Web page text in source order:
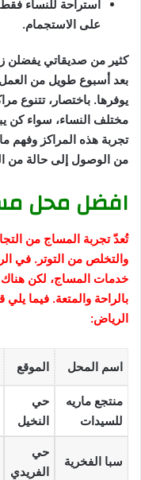
استراحة للنساء
على الاستجمام.
كثير من صديقاتي يفضلن
بعد أسبوع طويل من
يوفرها. باختصار، تتنوع
مختلف النساء، سواء كن
تجربة هذه المراكز وفهم
من الوصول إلى حالة من
افضل محل
تُعدّ تجربة المساج من
والتخلص من التوتر. في
خدمات المساج، لكن هناك
بالراحة والمتعة. فيما
الرياض:
اسم المحل الموقع
منتجع ماريه
للسيدات
حي
النخيل
سبا الفخرية
حي
الفريدي